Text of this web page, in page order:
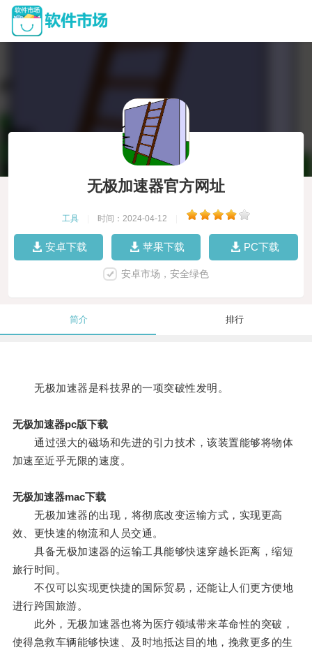
无极加速器官方网址
工具 时间：2024-04-12
安卓下载 苹果下载 PC下载
安卓市场，安全绿色
简介 排行
无极加速器是科技界的一项突破性发明。
无极加速器pc版下载
通过强大的磁场和先进的引力技术，该装置能够将物体
加速至近乎无限的速度。
无极加速器mac下载
无极加速器的出现，将彻底改变运输方式，实现更高
效、更快速的物流和人员交通。
具备无极加速器的运输工具能够快速穿越长距离，缩短
旅行时间。
不仅可以实现更快捷的国际贸易，还能让人们更方便地
进行跨国旅游。
此外，无极加速器也将为医疗领域带来革命性的突破，
使得急救车辆能够快速、及时地抵达目的地，挽救更多的生